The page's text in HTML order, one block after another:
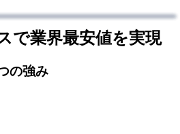
で業界最安値を実現
の強み